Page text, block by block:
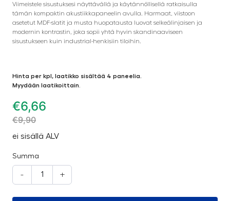
Viimeistele sisustuksesi näyttävällä ja käytännöllisellä ratkaisulla
tämän kompaktin akustiikkapaneelin avulla. Harmaat, viistoon
asetetut MDF-slatit ja musta huopatausta luovat selkeälinjaisen ja
modernin kontrastin, joka sopii yhtä hyvin skandinaaviseen
sisustukseen kuin industrial-henkisiin tiloihin.
Hinta per kpl, laatikko sisältää 4 paneelia.
Myydään laatikoittain
€6,66
€9,90
ei sisällä ALV
Summa
- +